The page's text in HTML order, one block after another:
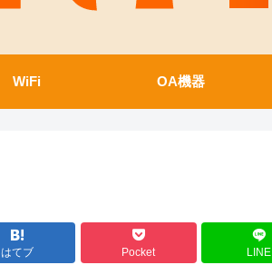
WiFi OA機器
はてブ Pocket LINE